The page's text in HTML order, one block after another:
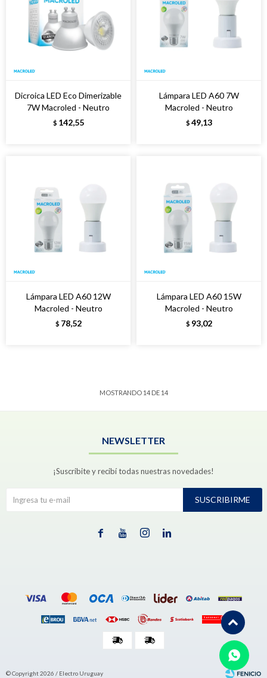
Dicroica LED Eco Dimerizable
7W Macroled - Neutro
$ 142,55
Lámpara LED A60 7W
Macroled - Neutro
$ 49,13
Lámpara LED A60 12W
Macroled - Neutro
$ 78,52
Lámpara LED A60 15W
Macroled - Neutro
$ 93,02
MOSTRANDO 14DE 14
NEWSLETTER
¡Suscribite y recibí todas nuestras novedades!
SUSCRIBIRME
   
© Copyright 2026 / Electro Uruguay